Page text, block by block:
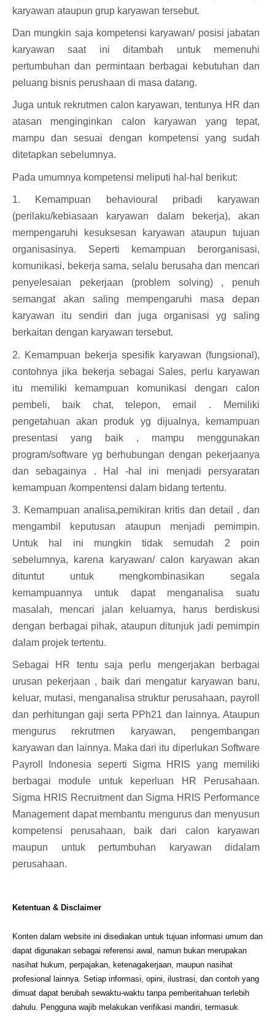
karyawan ataupun grup karyawan tersebut.
Dan mungkin saja kompetensi karyawan/ posisi jabatan
karyawan saat ini ditambah untuk memenuhi
pertumbuhan dan permintaan berbagai kebutuhan dan
peluang bisnis perushaan di masa datang.
Juga untuk rekrutmen calon karyawan, tentunya HR dan
atasan menginginkan calon karyawan yang tepat,
mampu dan sesuai dengan kompetensi yang sudah
ditetapkan sebelumnya.
Pada umumnya kompetensi meliputi hal-hal berikut:
1. Kemampuan behavioural pribadi karyawan
(perilaku/kebiasaan karyawan dalam bekerja), akan
mempengaruhi kesuksesan karyawan ataupun tujuan
organisasinya. Seperti kemampuan berorganisasi,
komunikasi, bekerja sama, selalu berusaha dan mencari
penyelesaian pekerjaan (problem solving) , penuh
semangat akan saling mempengaruhi masa depan
karyawan itu sendiri dan juga organisasi yg saling
berkaitan dengan karyawan tersebut.
2. Kemampuan bekerja spesifik karyawan (fungsional),
contohnya jika bekerja sebagai Sales, perlu karyawan
itu memiliki kemampuan komunikasi dengan calon
pembeli, baik chat, telepon, email . Memiliki
pengetahuan akan produk yg dijualnya, kemampuan
presentasi yang baik , mampu menggunakan
program/software yg berhubungan dengan pekerjaanya
dan sebagainya . Hal -hal ini menjadi persyaratan
kemampuan /kompentensi dalam bidang tertentu.
3. Kemampuan analisa,pemikiran kritis dan detail , dan
mengambil keputusan ataupun menjadi pemimpin.
Untuk hal ini mungkin tidak semudah 2 poin
sebelumnya, karena karyawan/ calon karyawan akan
dituntut untuk mengkombinasikan segala
kemampuannya untuk dapat menganalisa suatu
masalah, mencari jalan keluarnya, harus berdiskusi
dengan berbagai pihak, ataupun ditunjuk jadi pemimpin
dalam projek tertentu.
Sebagai HR tentu saja perlu mengerjakan berbagai
urusan pekerjaan , baik dari mengatur karyawan baru,
keluar, mutasi, menganalisa struktur perusahaan, payroll
dan perhitungan gaji serta PPh21 dan lainnya. Ataupun
mengurus rekrutmen karyawan, pengembangan
karyawan dan lainnya. Maka dari itu diperlukan Software
Payroll Indonesia seperti Sigma HRIS yang memiliki
berbagai module untuk keperluan HR Perusahaan.
Sigma HRIS Recruitmentdan Sigma HRIS Performance
Managementdapat membantu mengurus dan menyusun
kompetensi perusahaan, baik dari calon karyawan
maupun untuk pertumbuhan karyawan didalam
perusahaan.
Ketentuan & Disclaimer
Konten dalam website ini disediakan untuk tujuan informasi umum dan
dapat digunakan sebagai referensi awal, namun bukan merupakan
nasihat hukum, perpajakan, ketenagakerjaan, maupun nasihat
profesional lainnya. Setiap informasi, opini, ilustrasi, dan contoh yang
dimuat dapat berubah sewaktu-waktu tanpa pemberitahuan terlebih
dahulu. Pengguna wajib melakukan verifikasi mandiri, termasuk